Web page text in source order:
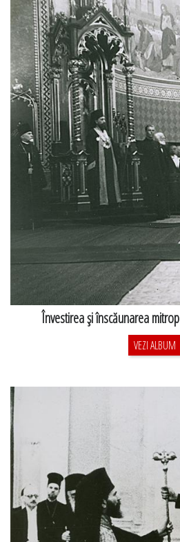
Învestirea şi înscăunarea
VEZI ALBUM